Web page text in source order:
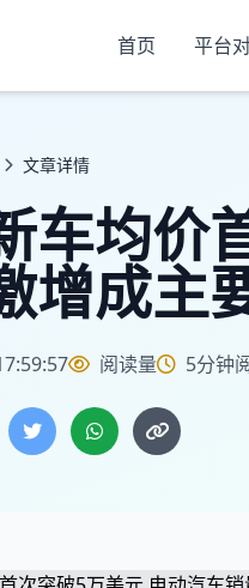
首页 平台
文章详情
车均价
增成主
阅读量 5分钟